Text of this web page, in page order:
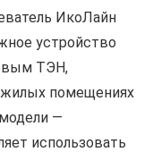
ИкоЛайн
устройство
ТЭН,
помещениях
—
использовать